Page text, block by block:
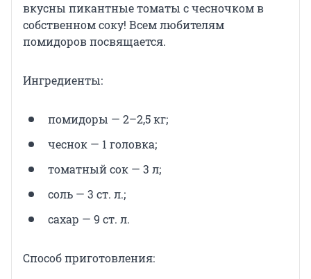
вкусны пикантные томаты с чесночком в
собственном соку! Всем любителям
помидоров посвящается.
Ингредиенты:
помидоры — 2–2,5 кг;
чеснок — 1 головка;
томатный сок — 3 л;
соль — 3 ст. л.;
сахар — 9 ст. л.
Способ приготовления: